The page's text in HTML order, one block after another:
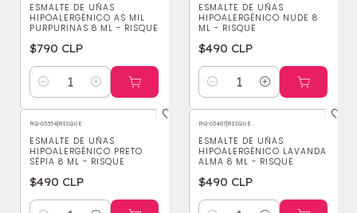
ESMALTE DE UÑAS
HIPOALERGÉNICO AS MIL
PURPURINAS 8 ML - RISQUE
$790 CLP
Cantidad
ESMALTE DE UÑAS
HIPOALERGÉNICO NUDE 8
ML - RISQUE
$490 CLP
Cantidad
RQ-03354|RISQUE
ESMALTE DE UÑAS
HIPOALERGÉNICO PRETO
SÉPIA 8 ML - RISQUE
$490 CLP
RQ-03407|RISQUE
ESMALTE DE UÑAS
HIPOALERGÉNICO LAVANDA
ALMA 8 ML - RISQUE
$490 CLP